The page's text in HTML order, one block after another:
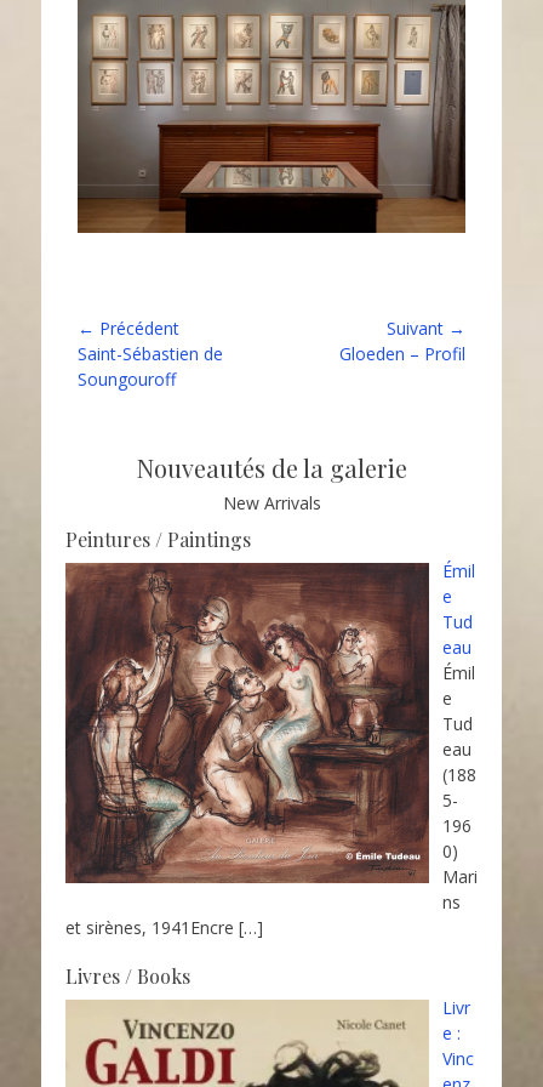
← Précédent
Saint-Sébastien de
Soungouroff
Suivant →
Gloeden – Profil
Nouveautés de la galerie
New Arrivals
Peintures / Paintings
Émil
e
Tud
eau
Émil
e
Tud
eau
(188
5-
196
0)
Mari
ns
et sirènes, 1941Encre […]
Livres / Books
Livr
e :
Vinc